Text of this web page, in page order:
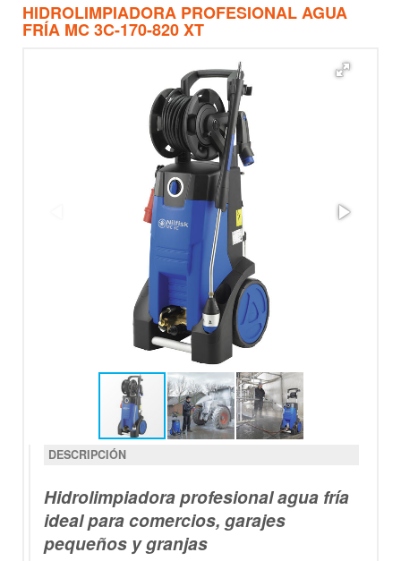
HIDROLIMPIADORA PROFESIONAL AGUA
FRÍA MC 3C-170-820 XT
DESCRIPCIÓN
Hidrolimpiadora profesional agua fría
ideal para comercios, garajes
pequeños y granjas